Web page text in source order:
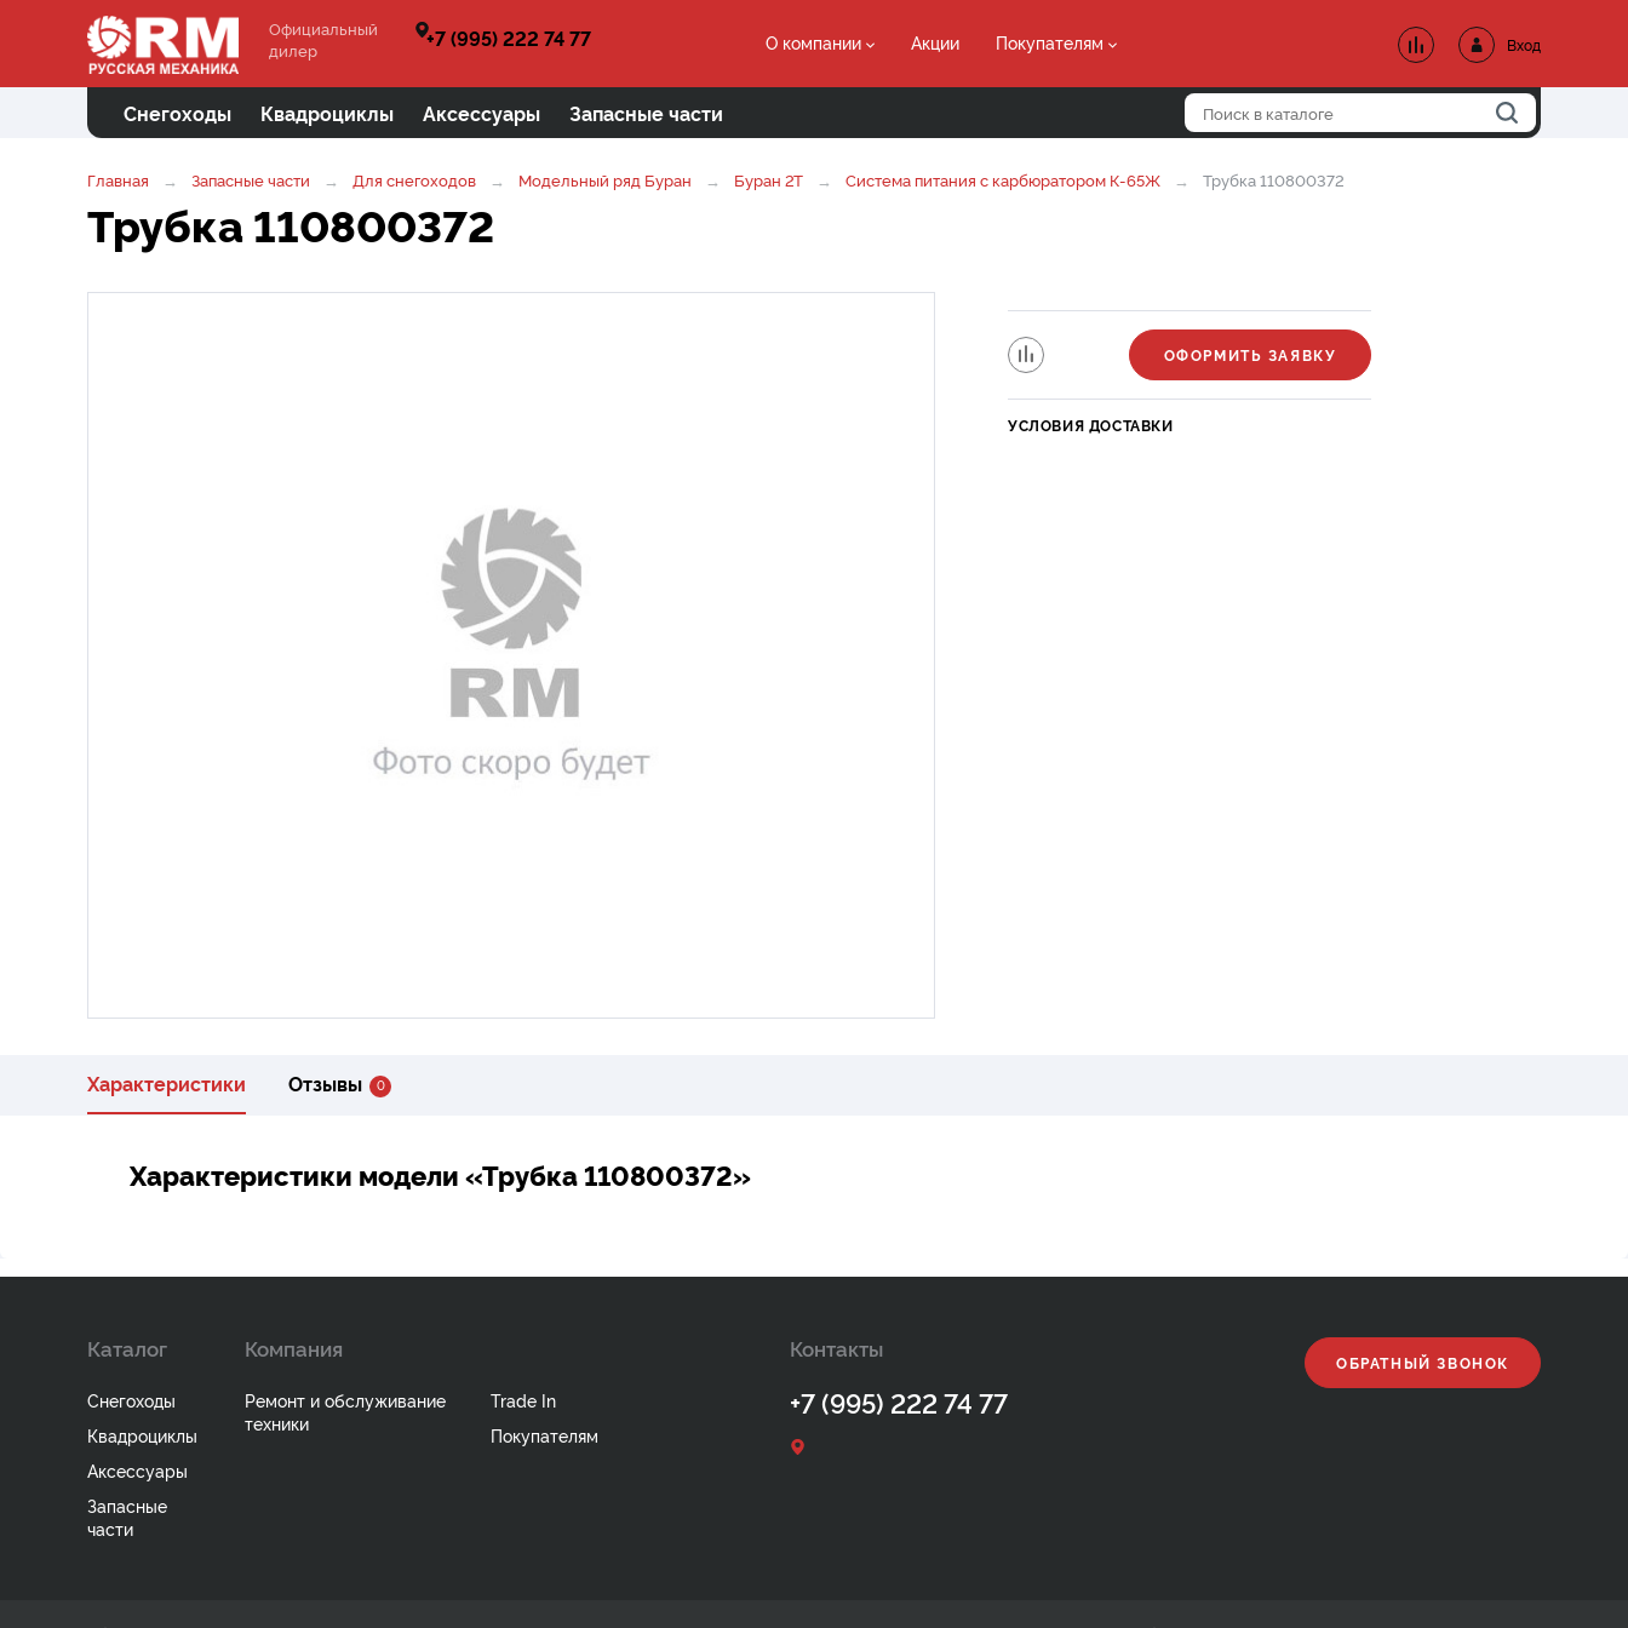
Официальный
дилер
Вход
+7 (995) 222 74 77 О компании Акции Покупателям
Снегоходы Квадроциклы Аксессуары Запасные части
Главная Запасные части Для снегоходов Модельный ряд Буран Буран 2Т Система питания с карбюратором К-65Ж Трубка 110800372
Трубка 110800372
ОФОРМИТЬ ЗАЯВКУ
УСЛОВИЯ ДОСТАВКИ
Характеристики Отзывы 0
Характеристики модели «Трубка 110800372»
Каталог
Снегоходы
Квадроциклы
Аксессуары
Запасные
части
Компания
Ремонт и обслуживание
техники
Trade In
Покупателям
Контакты
+7 (995) 222 74 77
ОБРАТНЫЙ ЗВОНОК